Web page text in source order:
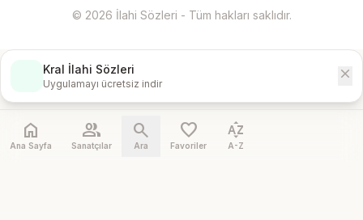
© 2026 İlahi Sözleri - Tüm hakları saklıdır.
Kral İlahi Sözleri
Uygulamayı ücretsiz indir
close
home
Ana Sayfa
people
Sanatçılar
search
Ara
favorite
Favoriler
sort_by_alpha
A-Z